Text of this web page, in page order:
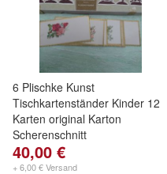
6 Plischke Kunst
Tischkartenständer Kinder 12
Karten original Karton
Scherenschnitt
40,00 €
+ 6,00 € Versand